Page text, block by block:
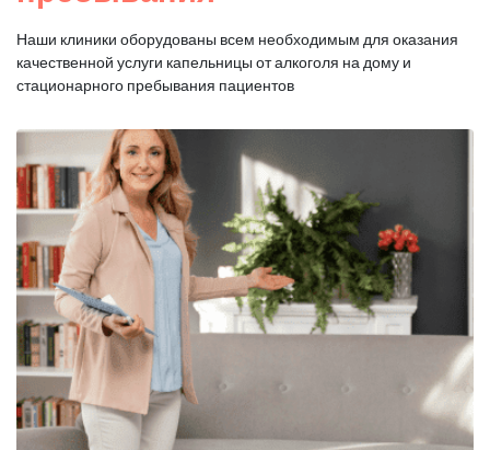
Наши клиники оборудованы всем необходимым для оказания
качественной услуги капельницы от алкоголя на дому и
стационарного пребывания пациентов